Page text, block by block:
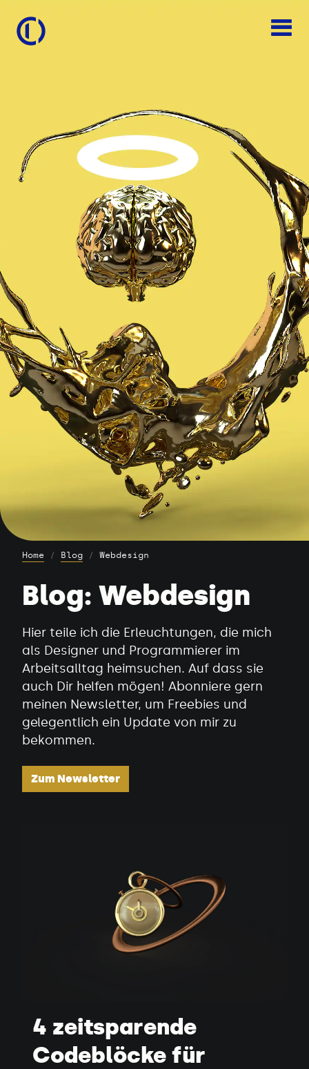
Home Blog Webdesign
Blog: Webdesign
Hier teile ich die Erleuchtungen, die mich
als Designer und Programmierer im
Arbeitsalltag heimsuchen. Auf dass sie
auch Dir helfen mögen! Abonniere gern
meinen Newsletter, um Freebies und
gelegentlich ein Update von mir zu
bekommen.
Zum Newsletter
4 zeitsparende
Codeblöcke für